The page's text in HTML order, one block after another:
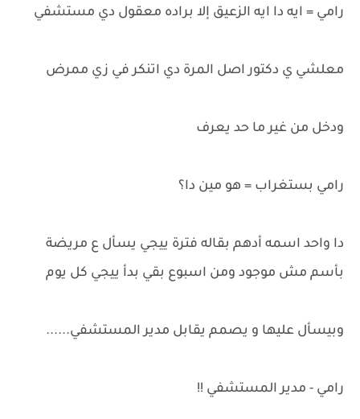
رامي = ايه دا ايه الزعيق إلا براده معقول دي مستشفي
معلشي ي دكتور اصل المرة دي اتنكر في زي ممرض
ودخل من غير ما حد يعرف
رامي بستغراب = هو مين دا؟
دا واحد اسمه أدهم بقاله فترة ييجي يسأل ع مريضة
بأسم مش موجود ومن اسبوع بقي بدأ ييجي كل يوم
وبيسأل عليها و يصمم يقابل مدير المستشفي......
رامي - مدير المستشفي !!